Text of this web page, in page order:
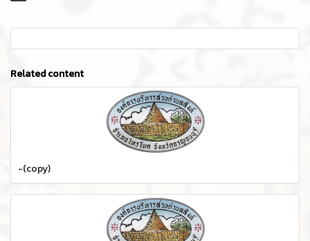
Related content
-(copy)